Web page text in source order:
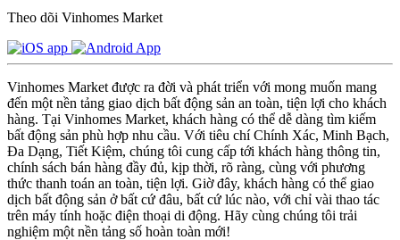
Theo dõi Vinhomes Market
Vinhomes Market được ra đời và phát triển với mong muốn mang
đến một nền tảng giao dịch bất động sản an toàn, tiện lợi cho khách
hàng. Tại Vinhomes Market, khách hàng có thể dễ dàng tìm kiếm
bất động sản phù hợp nhu cầu. Với tiêu chí Chính Xác, Minh Bạch,
Đa Dạng, Tiết Kiệm, chúng tôi cung cấp tới khách hàng thông tin,
chính sách bán hàng đầy đủ, kịp thời, rõ ràng, cùng với phương
thức thanh toán an toàn, tiện lợi. Giờ đây, khách hàng có thể giao
dịch bất động sản ở bất cứ đâu, bất cứ lúc nào, với chỉ vài thao tác
trên máy tính hoặc điện thoại di động. Hãy cùng chúng tôi trải
nghiệm một nền tảng số hoàn toàn mới!